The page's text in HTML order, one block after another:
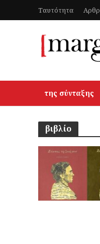
Ταυτότητα
της σύνταξης
βιβλίο